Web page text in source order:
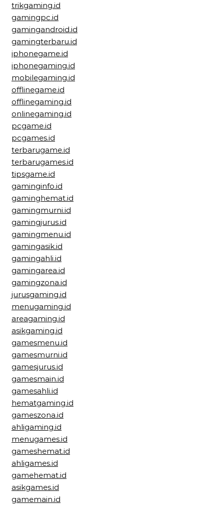
trikgaming.id
gamingpc.id
gamingandroid.id
gamingterbaru.id
iphonegame.id
iphonegaming.id
mobilegaming.id
offlinegame.id
offlinegaming.id
onlinegaming.id
pcgame.id
pcgames.id
terbarugame.id
terbarugames.id
tipsgame.id
gaminginfo.id
gaminghemat.id
gamingmurni.id
gamingjurus.id
gamingmenu.id
gamingasik.id
gamingahli.id
gamingarea.id
gamingzona.id
jurusgaming.id
menugaming.id
areagaming.id
asikgaming.id
gamesmenu.id
gamesmurni.id
gamesjurus.id
gamesmain.id
gamesahli.id
hematgaming.id
gameszona.id
ahligaming.id
menugames.id
gameshemat.id
ahligames.id
gamehemat.id
asikgames.id
gamemain.id